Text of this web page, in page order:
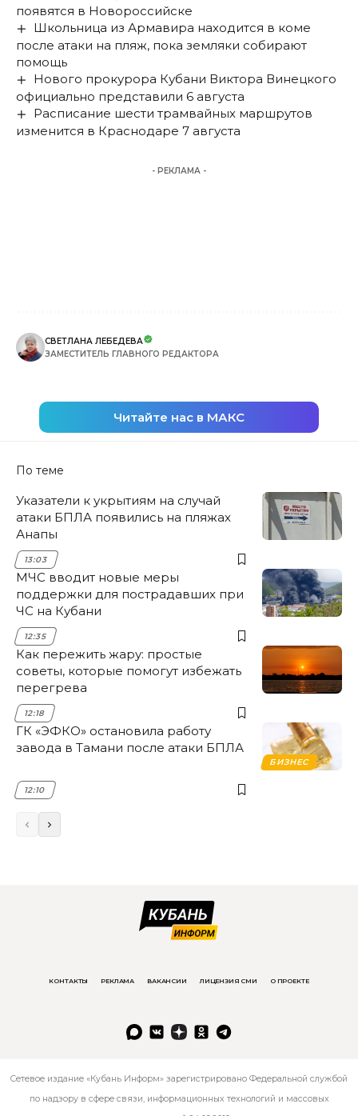
появятся в Новороссийске
Школьница из Армавира находится в коме
после атаки на пляж, пока земляки собирают
помощь
Нового прокурора Кубани Виктора Винецкого
официально представили 6 августа
Расписание шести трамвайных маршрутов
изменится в Краснодаре 7 августа
- РЕКЛАМА -
СВЕТЛАНА ЛЕБЕДЕВА
ЗАМЕСТИТЕЛЬ ГЛАВНОГО РЕДАКТОРА
Читайте нас в МАКС
По теме
Указатели к укрытиям на случай
атаки БПЛА появились на пляжах
Анапы
13:03
МЧС вводит новые меры
поддержки для пострадавших при
ЧС на Кубани
12:35
Как пережить жару: простые
советы, которые помогут избежать
перегрева
12:18
БИЗНЕС
ГК «ЭФКО» остановила работу
завода в Тамани после атаки БПЛА
12:10
КОНТАКТЫ РЕКЛАМА ВАКАНСИИ ЛИЦЕНЗИЯ СМИ О ПРОЕКТЕ
Сетевое издание «Кубань Информ» зарегистрировано Федеральной службой
по надзору в сфере связи, информационных технологий и массовых